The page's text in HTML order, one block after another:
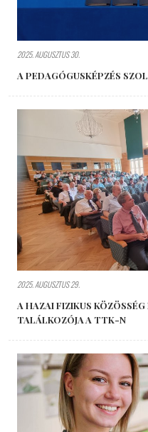
2025. AUGUSZTUS 30.
A PEDAGÓGUSKÉPZÉS
2025. AUGUSZTUS 29.
A HAZAI FIZIKUS
TALÁLKOZÓJA A TTK-N